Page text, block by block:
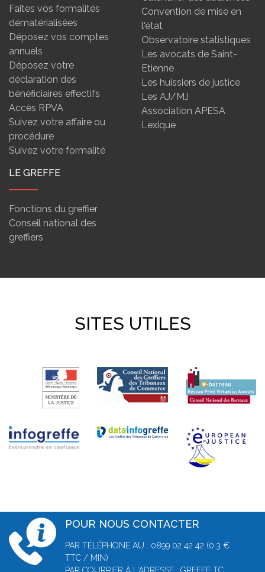
Faites vos formalités
dématérialisées
Déposez vos comptes
annuels
Déposez votre
déclaration des
bénéficiaires effectifs
Accès RPVA
Suivez votre affaire ou
procédure
Suivez votre formalité
Convention de mise en
l'état
Observatoire statistiques
Les avocats de Saint-
Etienne
Les huissiers de justice
Les AJ/MJ
Association APESA
Lexique
LE GREFFE
Fonctions du greffier
Conseil national des
greffiers
SITES UTILES
POUR NOUS CONTACTER
PAR TÉLÉPHONE AU : 0899 02 42 42 (0.3 €
TTC / MIN)